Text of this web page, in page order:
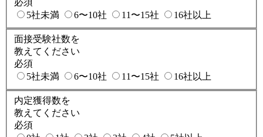
必須
5社未満
6〜10社 11〜15社 16社以上
面接受験社数を
教えてください
必須
5社未満
6〜10社 11〜15社 16社以上
内定獲得数を
教えてください
必須